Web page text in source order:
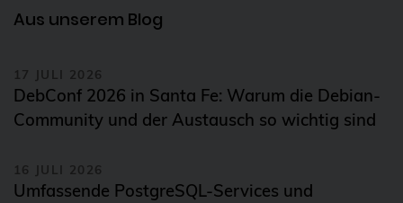
Aus unserem Blog
17 JULI 2026
DebConf 2026 in Santa Fe: Warum die Debian-
Community und der Austausch so wichtig sind
16 JULI 2026
Umfassende PostgreSQL-Services und